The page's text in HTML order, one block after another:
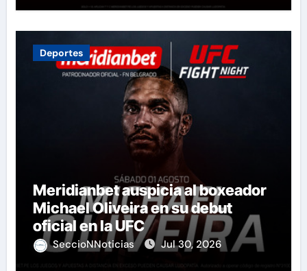
Deportes
Meridianbet auspicia al boxeador
Michael Oliveira en su debut
oficial en la UFC
SeccioNNoticias Jul 30, 2026